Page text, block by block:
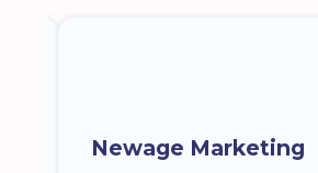
Newage Marketing